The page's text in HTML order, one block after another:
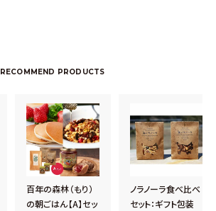
RECOMMEND PRODUCTS
百年の森林（もり）
の朝ごはん【A】セッ
ノラノーラ食べ比べ
セット：ギフト包装